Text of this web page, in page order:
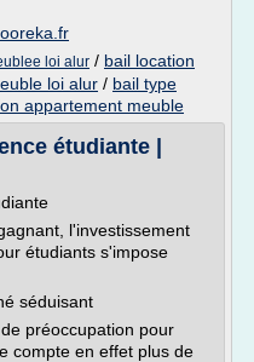
loi alur / bail location
loi alur / bail type
appartement meuble
étudiante |
l'investissement
étudiants s'impose
séduisant
préoccupation pour
compte en effet plus de